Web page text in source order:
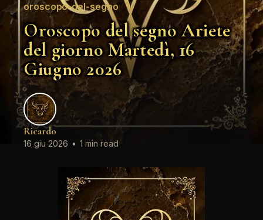
oroscopo-del-segno
Oroscopo del segno Ariete
del giorno Martedì, 16
Giugno 2026
Ricardo
16 giu 2026 • 1 min read